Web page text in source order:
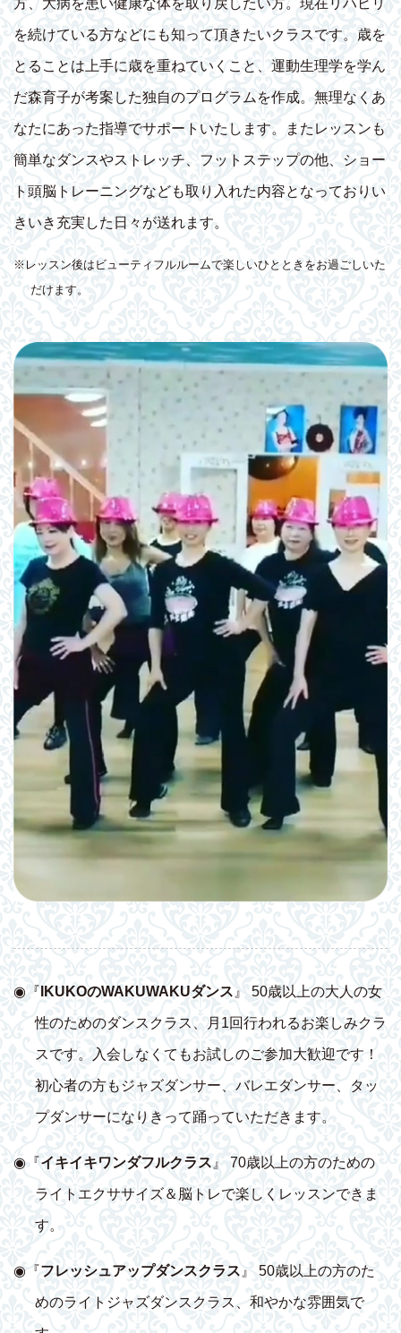
を続けている方などにも知って頂きたいクラスです。歳を
とることは上手に歳を重ねていくこと、運動生理学を学ん
だ森育子が考案した独自のプログラムを作成。無理なくあ
なたにあった指導でサポートいたします。またレッスンも
簡単なダンスやストレッチ、フットステップの他、ショー
ト頭脳トレーニングなども取り入れた内容となっておりい
きいき充実した日々が送れます。
※レッスン後はビューティフルルームで楽しいひとときをお過ごしいた
だけます。
◉『 IKUKOのWAKUWAKUダンス 』 50歳以上の大人の女
性のためのダンスクラス、月1回行われるお楽しみクラ
スです。入会しなくてもお試しのご参加大歓迎です！
初心者の方もジャズダンサー、バレエダンサー、タッ
プダンサーになりきって踊っていただきます。
◉『イキイキワンダフルクラス 』 70歳以上の方のための
ライトエクササイズ＆脳トレで楽しくレッスンできま
す。
◉『フレッシュアップダンスクラス』 50歳以上の方のた
めのライトジャズダンスクラス、和やかな雰囲気で